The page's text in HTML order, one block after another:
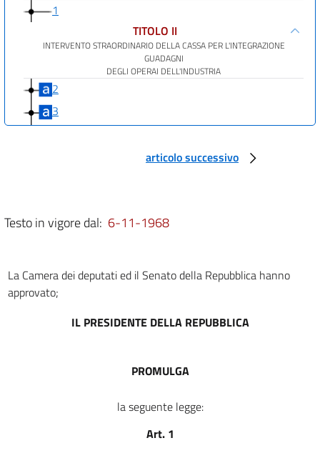
1
TITOLO II
INTERVENTO STRAORDINARIO DELLA CASSA PER L'INTEGRAZIONE
GUADAGNI
DEGLI OPERAI DELL'INDUSTRIA
2
3
7
8
ASSEGNO AI LAVORATORI ANZIANI LICENZIATI
DISPOSIZIONI FINALI
articolo successivo
Testo in vigore dal: 6-11-1968
La Camera dei deputati ed il Senato della Repubblica hanno
approvato;
IL PRESIDENTE DELLA REPUBBLICA
PROMULGA
la seguente legge:
Art. 1